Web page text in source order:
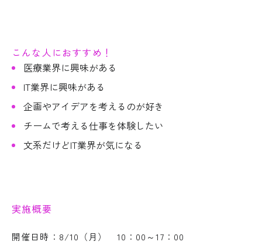
こんな人におすすめ！
医療業界に興味がある
IT業界に興味がある
企画やアイデアを考えるのが好き
チームで考える仕事を体験したい
文系だけどIT業界が気になる
実施概要
開催日時：8/10（月） 10：00～17：00